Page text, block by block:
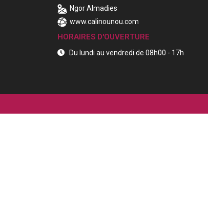
Ngor Almadies
www.calinounou.com
HORAIRES D'OUVERTURE
Du lundi au vendredi de 08h00 - 17h